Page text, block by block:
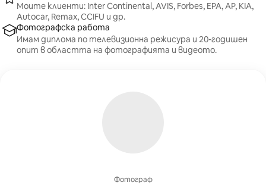
Фотограф
Моите клиенти: Inter Continental, AVIS, Forbes, EPA, AP, KIA,
Autocar, Remax, CCIFU и др.
Фотографска работа
Имам диплома по телевизионна режисура и 20-годишен
опит в областта на фотографията и видеото.